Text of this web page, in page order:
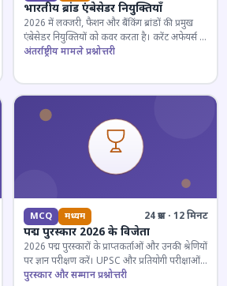
भारतीय ब्रांड एंबेसेडर नियुक्तियाँ
2026 में लक्जरी, फैशन और बैंकिंग ब्रांडों की प्रमुख
एंबेसेडर नियुक्तियों को कवर करता है। करेंट अफेयर्स के
लिए जरूरी।
अंतर्राष्ट्रीय मामले प्रश्नोत्तरी
MCQ मध्यम 24 प्रश्न · 12 मिनट
पद्म पुरस्कार 2026 के विजेता
2026 पद्म पुरस्कारों के प्राप्तकर्ताओं और उनकी श्रेणियों
पर ज्ञान परीक्षण करें। UPSC और प्रतियोगी परीक्षाओं
के लिए महत्वपूर्ण।
पुरस्कार और सम्मान प्रश्नोत्तरी